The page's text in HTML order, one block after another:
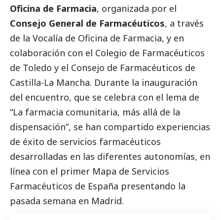
Oficina de Farmacia, organizada por el
Consejo General de Farmacéuticos, a través
de la Vocalía de Oficina de Farmacia, y en
colaboración con el Colegio de Farmacéuticos
de Toledo y el Consejo de Farmacéuticos de
Castilla-La Mancha. Durante la inauguración
del encuentro, que se celebra con el lema de
“La farmacia comunitaria, más allá de la
dispensación”, se han compartido experiencias
de éxito de servicios farmacéuticos
desarrolladas en las diferentes autonomías, en
línea con el primer Mapa de Servicios
Farmacéuticos de España presentando la
pasada semana en Madrid.